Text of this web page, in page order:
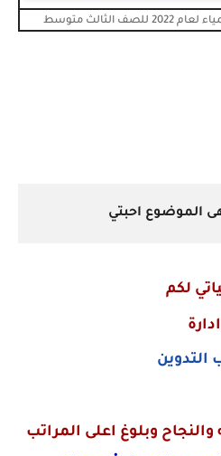
الثالث متوسط
الموضوع احبتي
لكم
ادارة
التدوين
والنجاح وبلوغ اعلى المراتب